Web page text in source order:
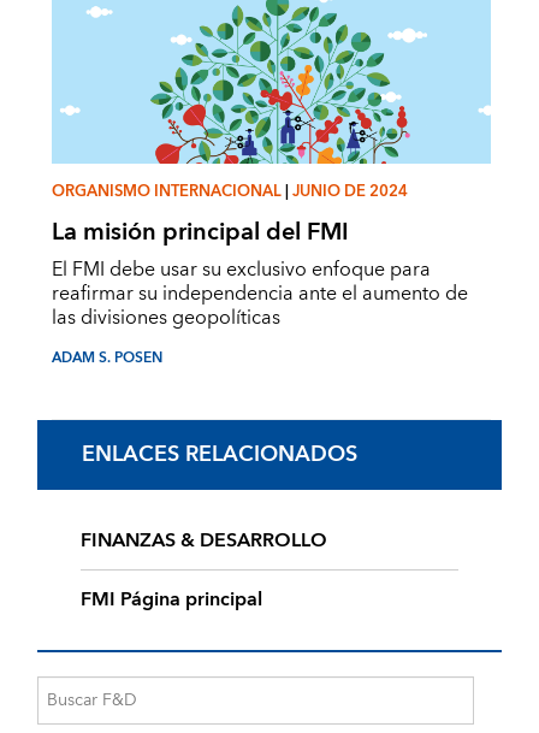
ORGANISMO INTERNACIONAL|JUNIO DE 2024
La misión principal del FMI
El FMI debe usar su exclusivo enfoque para
reafirmar su independencia ante el aumento de
las divisiones geopolíticas
ADAM S. POSEN
ENLACES RELACIONADOS
FINANZAS & DESARROLLO
FMI Página principal